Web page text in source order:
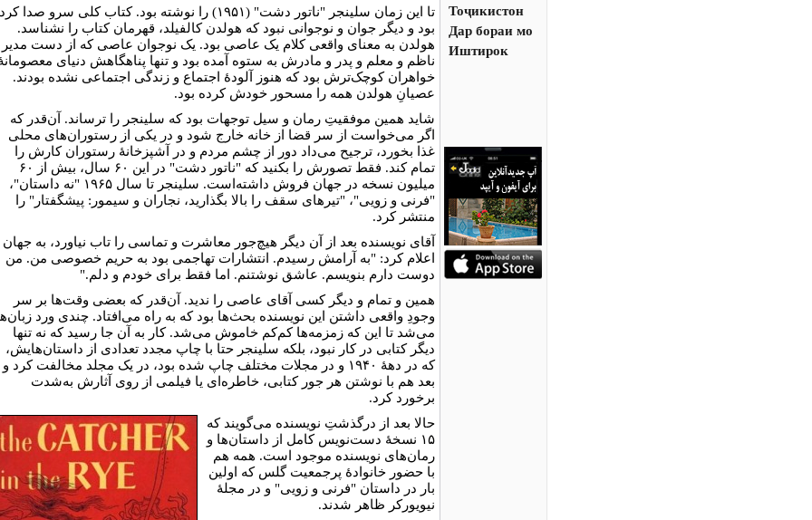
Тоҷикистон
Дар бораи мо
Иштирок
تا این زمان سلینجر "ناتور دشت" (۱۹۵۱) را نوشته بود. کتاب کلی سرو صدا
بود و دیگر جوان و نوجوانی نبود که هولدن کالفیلد، قهرمان کتاب را نشناسد.
هولدن به معنای واقعی کلام یک عاصی بود. یک نوجوان عاصی که از دست مدیر
ناظم و معلم و پدر و مادرش به ستوه آمده بود و تنها پناهگاهش دنیای
خواهران کوچک‌ترش بود که هنوز آلودۀ اجتماع و زندگی اجتماعی نشده بودند.
عصیانِ هولدن همه را مسحور خودش کرده بود.
شاید همین موفقیتِ رمان و سیل توجهات بود که سلینجر را ترساند. آن‌قدر که
اگر می‌خواست از سر قضا از خانه خارج شود و در یکی از رستوران‌های محلی
غذا بخورد، ترجیح می‌داد دور از چشم مردم و در آشپزخانۀ رستوران کارش را
تمام کند. فقط تصورش را بکنید که "ناتور دشت" در این ۶۰ سال، بیش از ۶۰
میلیون نسخه در جهان فروش داشته‌است. سلینجر تا سال ۱۹۶۵ "نه داستان"،
"فرنی و زویی"، "تیرهای سقف را بالا بگذارید، نجاران و سیمور: پیشگفتار" را
منتشر کرد.
آقای نویسنده بعد از آن دیگر هیچ‌جور معاشرت و تماسی را تاب نیاورد، به جهان
اعلام کرد: "به آرامش رسیدم. انتشارات تهاجمی بود به حریم خصوصی من. من
دوست دارم بنویسم. عاشق نوشتنم. اما فقط برای خودم و دلم."
همین و تمام و دیگر کسی آقای عاصی را ندید. آن‌قدر که بعضی‌ وقت‌ها بر سر
وجودِ واقعی داشتن این نویسنده بحث‌ها بود که به راه می‌افتاد. چندی ورد
می‌شد تا این که زمزمه‌ها کم‌کم خاموش می‌شد. کار به آن جا رسید که نه تنها
دیگر کتابی در کار نبود، بلکه سلینجر حتا با چاپ مجدد تعدادی از داستان‌هایش،
که در دهۀ ۱۹۴۰ و در مجلات مختلف چاپ شده بود، در یک مجلد مخالفت کرد و
بعد هم با نوشتن هر جور کتابی، خاطره‌ای یا فیلمی از روی آثارش به‌شدت
برخورد ‌کرد.
حالا بعد از درگذشت‌ِ نویسنده می‌گویند که
۱۵ نسخۀ دست‌نویس کامل از داستان‌ها و
رمان‌های نویسنده موجود است. همه هم
با حضور خانوادۀ پرجمعیت گلس که اولین
بار در داستان "فرنی و زویی" و در مجلۀ
نیویورکر ظاهر شدند.